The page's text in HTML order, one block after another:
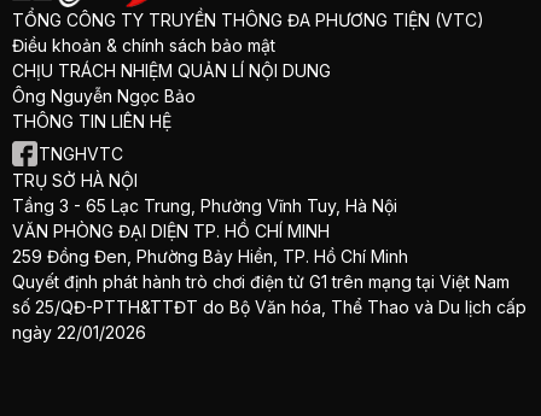
TỔNG CÔNG TY TRUYỀN THÔNG ĐA PHƯƠNG TIỆN (VTC)
Điều khoản & chính sách bảo mật
CHỊU TRÁCH NHIỆM QUẢN LÍ NỘI DUNG
Ông Nguyễn Ngọc Bảo
THÔNG TIN LIÊN HỆ
TNGHVTC
TRỤ SỞ HÀ NỘI
Tầng 3 - 65 Lạc Trung, Phường Vĩnh Tuy, Hà Nội
VĂN PHÒNG ĐẠI DIỆN TP. HỒ CHÍ MINH
259 Đồng Đen, Phường Bảy Hiền, TP. Hồ Chí Minh
Quyết định phát hành trò chơi điện tử G1 trên mạng tại Việt Nam
số 25/QĐ-PTTH&TTĐT do Bộ Văn hóa, Thể Thao và Du lịch cấp
ngày 22/01/2026